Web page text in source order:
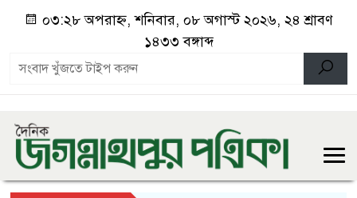
০৩:২৮ অপরাহ্ন, শনিবার, ০৮ অগাস্ট ২০২৬, ২৪ শ্রাবণ
১৪৩৩ বঙ্গাব্দ